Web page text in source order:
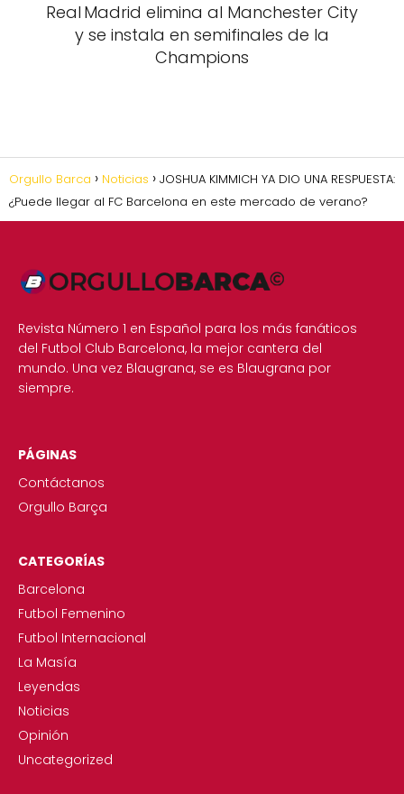
Real Madrid elimina al Manchester City
y se instala en semifinales de la
Champions
Orgullo Barca Noticias
JOSHUA KIMMICH YA DIO UNA RESPUESTA:
¿Puede llegar al FC Barcelona en este mercado de verano?
Revista Número 1 en Español para los más fanáticos
del Futbol Club Barcelona, la mejor cantera del
mundo. Una vez Blaugrana, se es Blaugrana por
siempre.
PÁGINAS
Contáctanos
Orgullo Barça
CATEGORÍAS
Barcelona
Futbol Femenino
Futbol Internacional
La Masía
Leyendas
Noticias
Opinión
Uncategorized